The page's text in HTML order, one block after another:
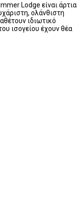
Lodge είναι άρτια
ολάνθιστη
ιδιωτικό
ισογείου έχουν θέα